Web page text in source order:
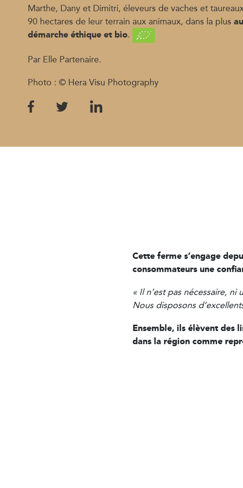
Marthe, Dany et Dimitri, éleveurs de vaches et
90 hectares de leur terrain aux animaux, dans la plus
démarche éthique et bio.
Par Elle Partenaire.
Photo : © Hera Visu Photography
Cette ferme s’engage
consommateurs une
« Il n’est pas nécessaire,
Nous disposons
Ensemble, ils élèvent des
dans la région comme